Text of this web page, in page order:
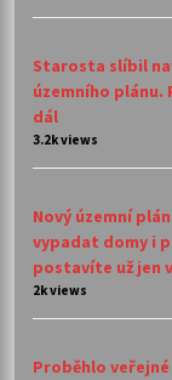
Starosta slíbil
územního
dál
3.2k views
Nový územní
vypadat domy i
postavíte už jen
2k views
Proběhlo